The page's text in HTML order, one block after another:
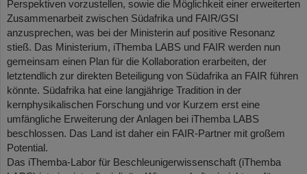
Perspektiven vorzustellen, sowie die Möglichkeit einer erweiterten
Zusammenarbeit zwischen Südafrika und FAIR/GSI
anzusprechen, was bei der Ministerin auf positive Resonanz
stieß. Das Ministerium, iThemba LABS und FAIR werden nun
gemeinsam einen Plan für die Kollaboration erarbeiten, der
letztendlich zur direkten Beteiligung von Südafrika an FAIR führen
könnte. Südafrika hat eine langjährige Tradition in der
kernphysikalischen Forschung und vor Kurzem erst eine
umfängliche Erweiterung der Anlagen bei iThemba LABS
beschlossen. Das Land ist daher ein FAIR-Partner mit großem
Potential.
Das iThemba-Labor für Beschleunigerwissenschaft (iThemba